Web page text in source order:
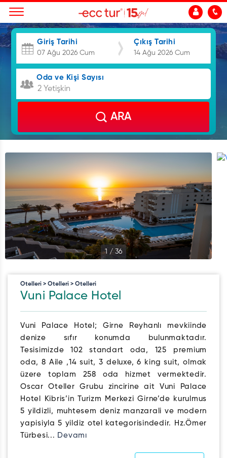
Giriş Tarihi Çıkış Tarihi
Oda ve Kişi Sayısı
2 Yetişkin
ARA
1 / 36
Otelleri > Otelleri > Otelleri
Vuni Palace Hotel
Vuni Palace Hotel; Girne Reyhanlı mevkiinde
denize sıfır konumda bulunmaktadır.
Tesisimizde 102 standart oda, 125 premium
oda, 8 Aile ,14 suit, 3 deluxe, 6 king suit, olmak
üzere toplam 258 oda hizmet vermektedir.
Oscar Oteller Grubu zincirine ait Vuni Palace
Hotel Kibris’in Turizm Merkezi Girne’de kurulmus
5 yildizli, muhtesem deniz manzarali ve modern
yapisiyla 5 yildiz otel kategorisindedir. Hz.Ömer
Türbesi... Devamı